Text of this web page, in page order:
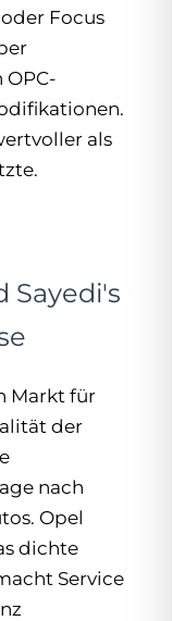
Focus
als
Sayedi's
Markt für
der
nach
Opel
dichte
Service